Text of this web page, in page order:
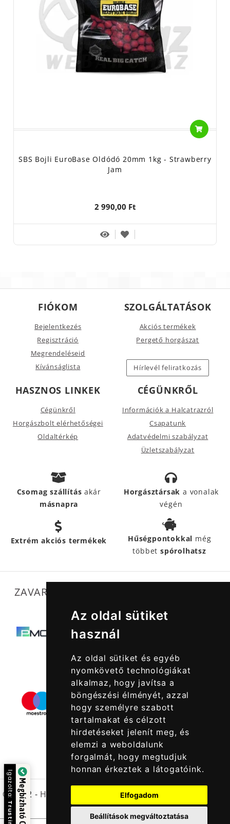
Az oldal sütiket
használ
Az oldal sütiket és egyéb
nyomkövető technológiákat
alkalmaz, hogy javítsa a
böngészési élményét, azzal
hogy személyre szabott
tartalmakat és célzott
hirdetéseket jelenít meg, és
elemzi a weboldalunk
forgalmát, hogy megtudjuk
honnan érkeztek a látogatóink.
Elfogadom
Beállítások megváltoztatása
SBS Bojli EuroBase Oldódó 20mm 1kg - Strawberry
Jam
2 990,00 Ft
FIÓKOM
Bejelentkezés
Regisztráció
Megrendeléseid
Kívánságlista
SZOLGÁLTATÁSOK
Akciós termékek
Pergető horgászat
Hírlevél feliratkozás
HASZNOS LINKEK
Cégünkről
Horgászbolt elérhetőségei
Oldaltérkép
CÉGÜNKRŐL
Információk a Halcatrazról
Csapatunk
Adatvédelmi szabályzat
Üzletszabályzat
Csomag szállításakár
másnapra
Horgásztársak a vonalak
végén
Extrém akciós termékek Hűségpontokkal még
többetspórolhatsz
ZAVARTALAN MŰKÖDÉSÜNKET SEGÍTIK
© 2022 - Halcatraz Kft.
Megbízható Oldal
Igazolta: